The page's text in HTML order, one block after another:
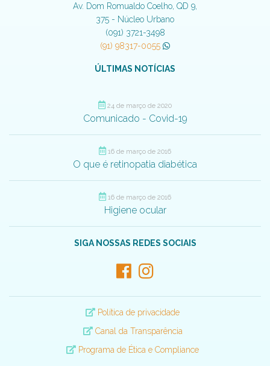
Av. Dom Romualdo Coelho, QD 9,
375 - Núcleo Urbano
(091) 3721-3498
(91) 98317-0055
ÚLTIMAS NOTÍCIAS
24 de março de 2020
Comunicado - Covid-19
16 de março de 2016
O que é retinopatia diabética
16 de março de 2016
Higiene ocular
SIGA NOSSAS REDES SOCIAIS
Política de privacidade
Canal da Transparência
Programa de Ética e Compliance